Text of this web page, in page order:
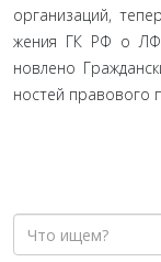
организаций,
жения ГК РФ о ЛФ
новлено
ностей правового